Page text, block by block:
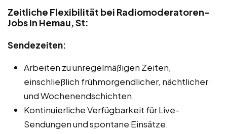
Zeitliche Flexibilität bei Radiomoderatoren-
Jobs in Hemau, St:
Sendezeiten:
Arbeiten zu unregelmäßigen Zeiten,
einschließlich frühmorgendlicher, nächtlicher
und Wochenendschichten.
Kontinuierliche Verfügbarkeit für Live-
Sendungen und spontane Einsätze.